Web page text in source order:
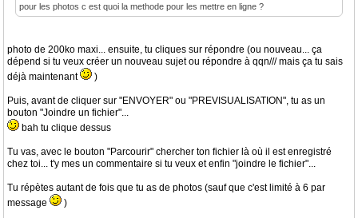
pour les photos c est quoi la methode pour les mettre en ligne ?
photo de 200ko maxi... ensuite, tu cliques sur répondre (ou nouveau... ça
dépend si tu veux créer un nouveau sujet ou répondre à qqn/// mais ça tu sais
déjà maintenant
)
Puis, avant de cliquer sur "ENVOYER" ou "PREVISUALISATION", tu as un
bouton "Joindre un fichier"...
bah tu clique dessus
Tu vas, avec le bouton "Parcourir" chercher ton fichier là où il est enregistré
chez toi... t'y mes un commentaire si tu veux et enfin "joindre le fichier"...
Tu répètes autant de fois que tu as de photos (sauf que c'est limité à 6 par
message
)